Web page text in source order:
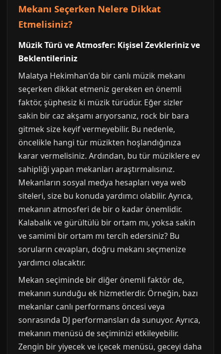
Mekanı Seçerken Nelere Dikkat
Etmelisiniz?
Müzik Türü ve Atmosfer: Kişisel Zevkleriniz ve
Beklentileriniz
Malatya Hekimhan'da bir canlı müzik mekanı
seçerken dikkat etmeniz gereken en önemli
faktör, şüphesiz ki müzik türüdür. Eğer sizler
sakin bir caz akşamı arıyorsanız, rock bir bara
gitmek size keyif vermeyebilir. Bu nedenle,
öncelikle hangi tür müzikten hoşlandığınıza
karar vermelisiniz. Ardından, bu tür müziklere ev
sahipliği yapan mekanları araştırmalısınız.
Mekanların sosyal medya hesapları veya web
siteleri, size bu konuda yardımcı olabilir. Ayrıca,
mekanın atmosferi de bir o kadar önemlidir.
Kalabalık ve gürültülü bir ortam mı, yoksa sakin
ve samimi bir ortam mı tercih edersiniz? Bu
soruların cevapları, doğru mekanı seçmenize
yardımcı olacaktır.
Mekan seçiminde bir diğer önemli faktör de,
mekanın sunduğu ek hizmetlerdir. Örneğin, bazı
mekanlar canlı performans öncesi veya
sonrasında DJ performansları da sunuyor. Ayrıca,
mekanın menüsü de seçiminizi etkileyebilir.
Zengin bir yiyecek ve içecek menüsü, geceyi daha